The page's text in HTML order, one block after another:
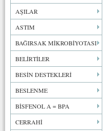
AŞILAR
ASTIM
BAĞIRSAK MİKROBİYOTASI
BELİRTİLER
BESİN DESTEKLERİ
BESLENME
BİSFENOL A = BPA
CERRAHİ